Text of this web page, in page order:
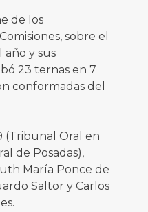
de los
sobre el
y sus
23 ternas en 7
conformadas del
(Tribunal Oral en
de Posadas),
María Ponce de
Saltor y Carlos